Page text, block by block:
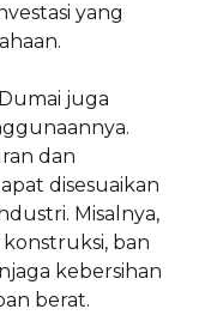
yang
juga
dan
disesuaikan
Misalnya,
ban
kebersihan
berat.